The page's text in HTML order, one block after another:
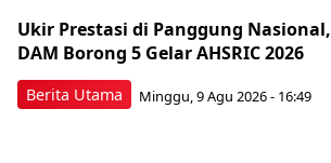
Berita Utama
Ukir Prestasi di Panggung Nasional,
DAM Borong 5 Gelar AHSRIC 2026
Minggu, 9 Agu 2026 - 16:49